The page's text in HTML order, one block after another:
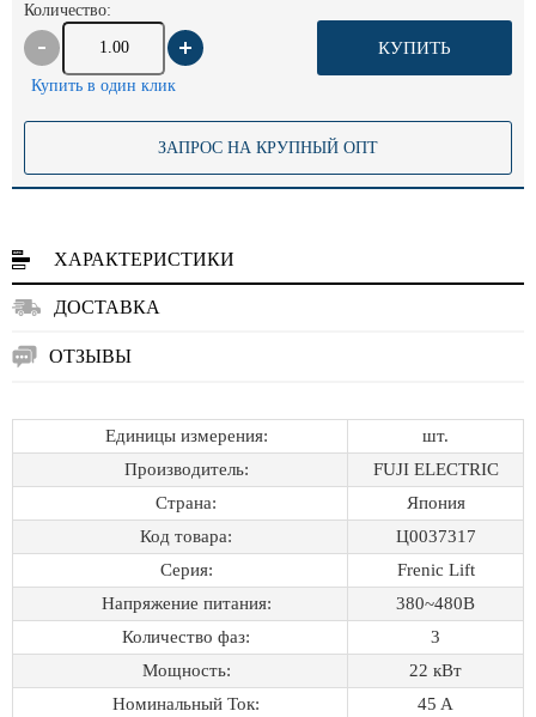
Количество:
КУПИТЬ
Купить в один клик
ЗАПРОС НА КРУПНЫЙ ОПТ
ХАРАКТЕРИСТИКИ
ДОСТАВКА
ОТЗЫВЫ
Единицы измерения:
шт.
Производитель:
FUJI ELECTRIC
Страна:
Япония
Код товара:
Ц0037317
Серия:
Frenic Lift
Напряжение питания:
380~480B
Количество фаз:
3
Мощность:
22 кВт
Номинальный Ток:
45 A